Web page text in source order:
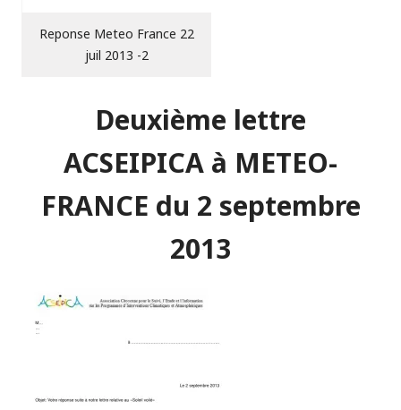
Reponse Meteo France 22
juil 2013 -2
Deuxième lettre
ACSEIPICA à METEO-
FRANCE du 2 septembre
2013